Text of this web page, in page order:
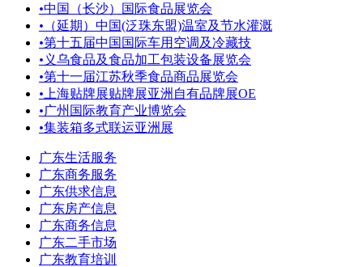
•中国（长沙）国际食品展览会
• （延期）中国(泛珠东盟)温室及节水灌溉
•第十五届中国国际车用空调及冷藏技
• 义乌食品及食品加工包装设备展览会
•第十一届江苏秋季食品商品展览会
• 上海贴牌展贴牌展亚洲自有品牌展OE
•广州国际教育产业博览会
•集装箱多式联运亚洲展
广东生活服务
广东商务服务
广东供求信息
广东房产信息
广东商务信息
广东二手市场
广东教育培训